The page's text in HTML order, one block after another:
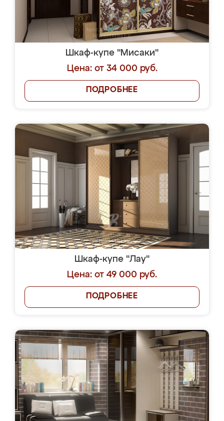
Шкаф-купе "Мисаки"
Цена: от 34 000 руб.
ПОДРОБНЕЕ
Шкаф-купе "Лау"
Цена: от 49 000 руб.
ПОДРОБНЕЕ